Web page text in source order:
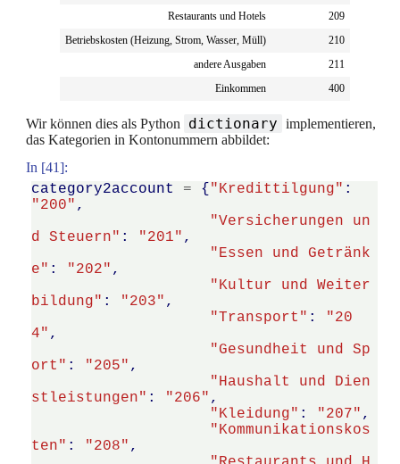
Restaurants und Hotels
209
Betriebskosten (Heizung, Strom, Wasser, Müll)
210
andere Ausgaben
211
Einkommen
400
Wir können dies als Python dictionary implementieren,
das Kategorien in Kontonummern abbildet:
In [41]:
category2account = { "Kredittilgung" :
"200" ,
"Versicherungen un
d Steuern" : "201" ,
"Essen und Getränk
e" : "202" ,
"Kultur und Weiter
bildung" : "203" ,
"Transport" :
"20
4" ,
"Gesundheit und Sp
ort" : "205" ,
"Haushalt und Dien
stleistungen" : "206" ,
"Kleidung" : "207" ,
"Kommunikationskos
ten" : "208" ,